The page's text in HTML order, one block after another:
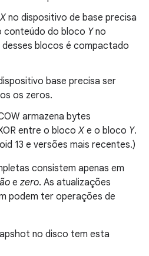
Xno dispositivo de base precisa
conteúdo do bloco Yno
desses blocos é compactado
base precisa ser
os zeros.
armazena bytes
entre o blocoXe o bloco Y.
13 e versões mais recentes.)
consistem apenas em
e zero. As atualizações
podem ter operações de
no disco tem esta